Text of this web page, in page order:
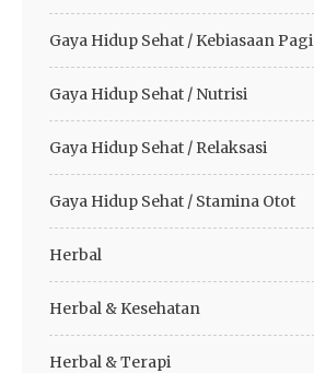
Gaya Hidup Sehat / Kebiasaan Pagi
Gaya Hidup Sehat / Nutrisi
Gaya Hidup Sehat / Relaksasi
Gaya Hidup Sehat / Stamina Otot
Herbal
Herbal & Kesehatan
Herbal & Terapi